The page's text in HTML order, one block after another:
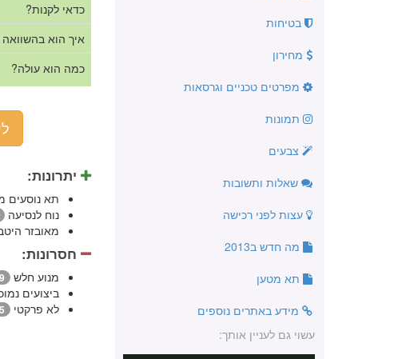
בטיחות
מחירון
מפרטים טכניים וגרסאות
תמונות
צבעים
שאלות ותשובות
עצות לפני רכישה
מה חדש ב2013
תא מטען
מידע באתרים נוספים
עשוי גם לעניין אותך:
כדאי לקנות?
איך הוא
כמה הוא עולה?
יתרונות:
תא נוסעים
נוח לנסיעה
מאובזר
חסרונות:
מנוע חלש 9
ביצועים
לא פרקטי 5